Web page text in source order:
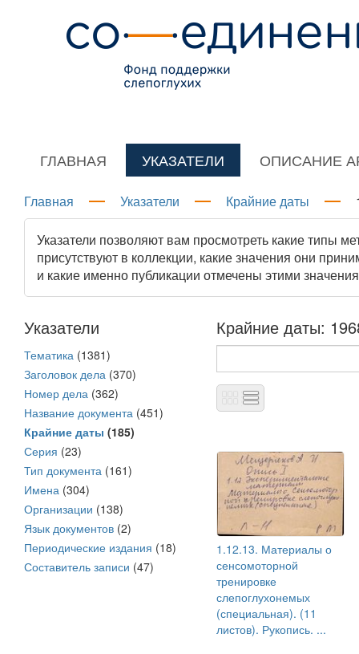
ГЛАВНАЯ УКАЗАТЕЛИ ОПИСАНИЕ
Главная Указатели Крайние даты
Указатели позволяют вам просмотреть какие типы
присутствуют в коллекции, какие значения они
и какие именно публикации отмечены этими
Указатели
Тематика (1381)
Заголовок дела (370)
Номер дела (362)
Название документа (451)
Крайние даты (185)
Серия (23)
Тип документа (161)
Имена (304)
Организации (138)
Язык документов (2)
Периодические издания (18)
Составитель записи (47)
Крайние даты:
1.12.13. Материалы о
сенсомоторной
тренировке
слепоглухонемых
(специальная). (11
листов). Рукопись. ...